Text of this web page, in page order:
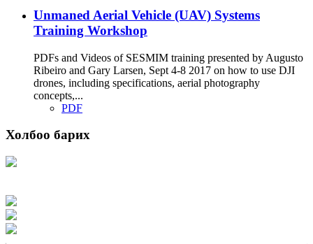
Unmaned Aerial Vehicle (UAV) Systems
Training Workshop
PDFs and Videos of SESMIM training presented by Augusto
Ribeiro and Gary Larsen, Sept 4-8 2017 on how to use DJI
drones, including specifications, aerial photography
concepts,...
PDF
Холбоо барих